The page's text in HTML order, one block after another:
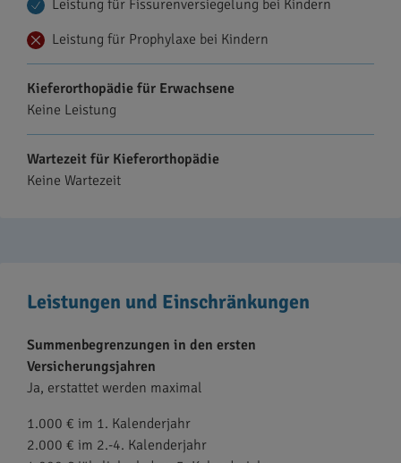
Leistung für Fissurenversiegelung bei Kindern
Leistung für Prophylaxe bei Kindern
Kieferorthopädie für Erwachsene
Keine Leistung
Wartezeit für Kieferorthopädie
Keine Wartezeit
Leistungen und Einschränkungen
Summenbegrenzungen in den ersten
Versicherungsjahren
Ja, erstattet werden maximal
1.000 € im 1. Kalenderjahr
2.000 € im 2.-4. Kalenderjahr